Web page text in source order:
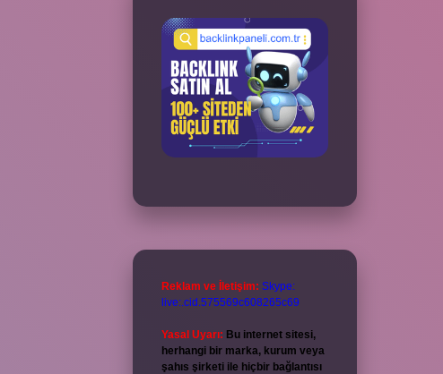
Reklam ve İletişim: Skype:
live:.cid.575569c608265c69
Yasal Uyarı: Bu internet sitesi,
herhangi bir marka, kurum veya
şahıs şirketi ile hiçbir bağlantısı